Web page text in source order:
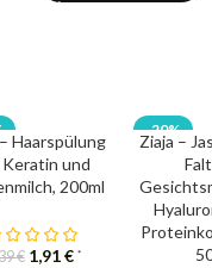
Haarspülung
und
200ml
€ 1,91€ *
-20%
Ziaja –